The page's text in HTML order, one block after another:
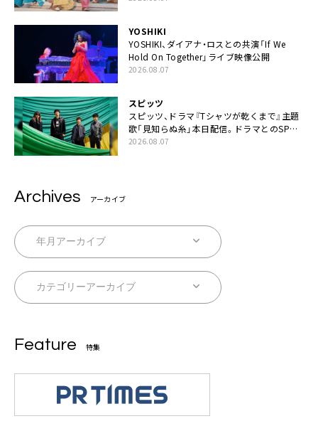
YOSHIKI
YOSHIKI、ダイアナ・ロスとの共演「If We
Hold On Together」ライブ映像公開
2026.08.07
スピッツ
スピッツ、ドラマ『Tシャツが乾くまで』主題
歌「見知らぬ糸」本日配信。ドラマとのSPコ
ラボムービー公開も
2026.08.07
Archives アーカイブ
Feature 特集